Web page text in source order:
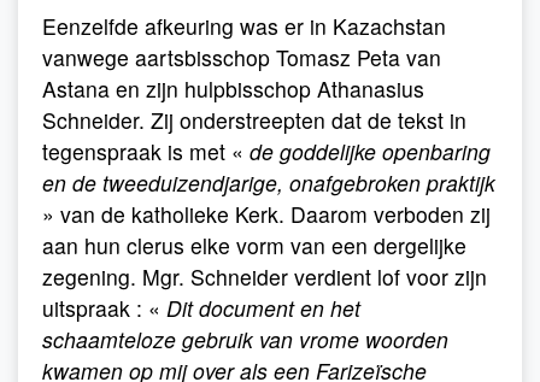
Eenzelfde afkeuring was er in Kazachstan
vanwege aartsbisschop Tomasz Peta van
Astana en zijn hulpbisschop Athanasius
Schneider. Zij onderstreepten dat de tekst in
tegenspraak is met « de goddelijke openbaring
en de tweeduizendjarige, onafgebroken praktijk
» van de katholieke Kerk. Daarom verboden zij
aan hun clerus elke vorm van een dergelijke
zegening. Mgr. Schneider verdient lof voor zijn
uitspraak : « Dit document en het
schaamteloze gebruik van vrome woorden
kwamen op mij over als een Farizeïsche